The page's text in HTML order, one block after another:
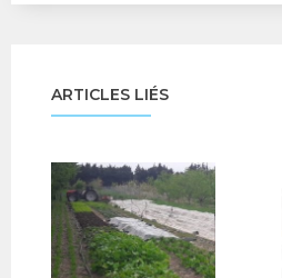
ARTICLES LIÉS